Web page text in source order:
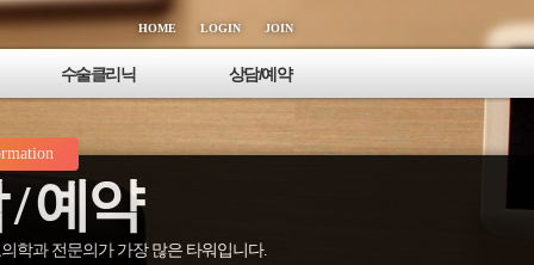
예약
학과 전문의가 가장 많은 타워입니다.
HOME LOGIN JOIN
수술클리닉 상담/예약
정관/정관복원술
음낭수종
고환/부고환염
남성확대 클리닉
온라인상담